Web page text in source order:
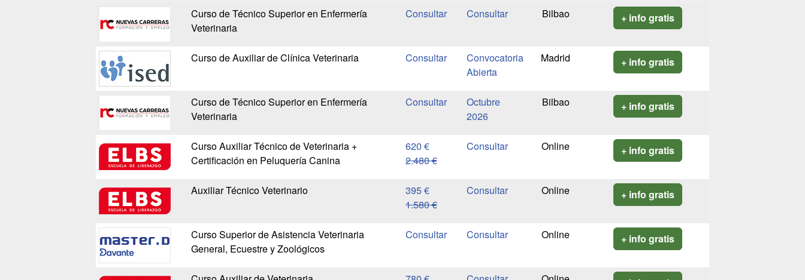
Curso de Técnico Superior en Enfermería
Veterinaria
Bilbao + info gratis
Curso de Auxiliar de Clínica Veterinaria
Convocatoria
Abierta
Madrid + info gratis
Curso de Técnico Superior en Enfermería
Veterinaria
Octubre
2026
Bilbao + info gratis
Curso Auxiliar Técnico de Veterinaria +
Certificación en Peluquería Canina
620 €
2.480 €
Online + info gratis
Auxiliar Técnico Veterinario
395 €
1.580 €
Online + info gratis
Curso Superior de Asistencia Veterinaria
General, Ecuestre y Zoológicos
Online + info gratis